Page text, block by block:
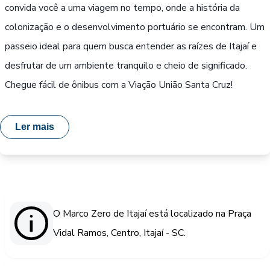
convida você a uma viagem no tempo, onde a história da
colonização e o desenvolvimento portuário se encontram. Um
passeio ideal para quem busca entender as raízes de Itajaí e
desfrutar de um ambiente tranquilo e cheio de significado.
Chegue fácil de ônibus com a Viação União Santa Cruz!
Ler mais
O Marco Zero de Itajaí está localizado na Praça
Vidal Ramos, Centro, Itajaí - SC.